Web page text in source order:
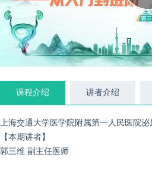
课程介绍 讲者介绍
上海交通大学医学院附属第一人民医院
【本期讲者】
郭三维 副主任医师